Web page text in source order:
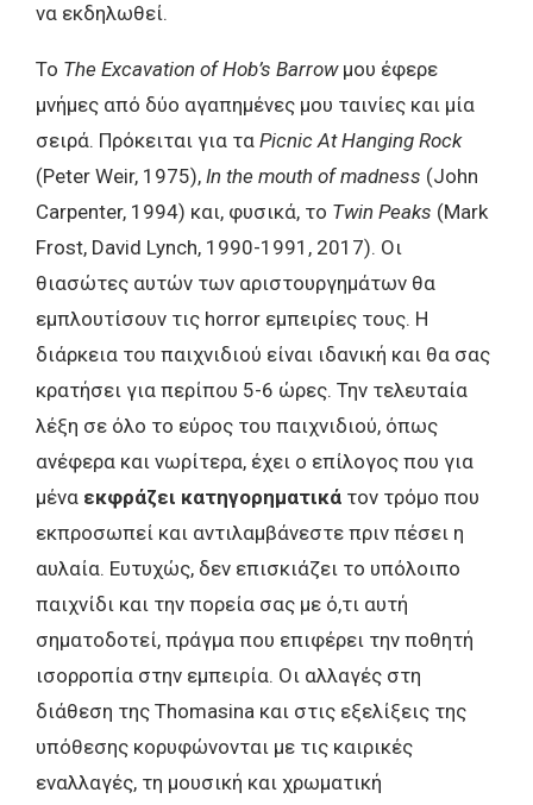
να εκδηλωθεί.
Το The Excavation of Hob’s Barrow μου έφερε
μνήμες από δύο αγαπημένες μου ταινίες και μία
σειρά. Πρόκειται για τα Picnic At Hanging Rock
(Peter Weir, 1975), In the mouth of madness (John
Carpenter, 1994) και, φυσικά, το Twin Peaks (Mark
Frost, David Lynch, 1990-1991, 2017). Οι
θιασώτες αυτών των αριστουργημάτων θα
εμπλουτίσουν τις horror εμπειρίες τους. Η
διάρκεια του παιχνιδιού είναι ιδανική και θα σας
κρατήσει για περίπου 5-6 ώρες. Την τελευταία
λέξη σε όλο το εύρος του παιχνιδιού, όπως
ανέφερα και νωρίτερα, έχει ο επίλογος που για
μένα εκφράζει κατηγορηματικά τον τρόμο που
εκπροσωπεί και αντιλαμβάνεστε πριν πέσει η
αυλαία. Ευτυχώς, δεν επισκιάζει το υπόλοιπο
παιχνίδι και την πορεία σας με ό,τι αυτή
σηματοδοτεί, πράγμα που επιφέρει την ποθητή
ισορροπία στην εμπειρία. Οι αλλαγές στη
διάθεση της Thomasina και στις εξελίξεις της
υπόθεσης κορυφώνονται με τις καιρικές
εναλλαγές, τη μουσική και χρωματική